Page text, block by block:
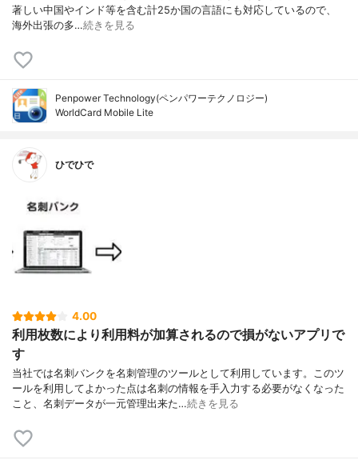
著しい中国やインド等を含む計25か国の言語にも対応しているので、
海外出張の多…続きを見る
Penpower Technology(ペンパワーテクノロジー)
WorldCard Mobile Lite
ひでひで
4.00
利用枚数により利用料が加算されるので損がないアプリで
す
当社では名刺バンクを名刺管理のツールとして利用しています。このツ
ールを利用してよかった点は名刺の情報を手入力する必要がなくなった
こと、名刺データが一元管理出来た…続きを見る